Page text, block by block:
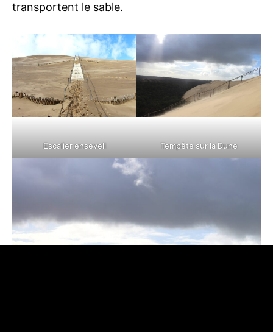
transportent le sable.
Escalier enseveli Tempête sur la Dune